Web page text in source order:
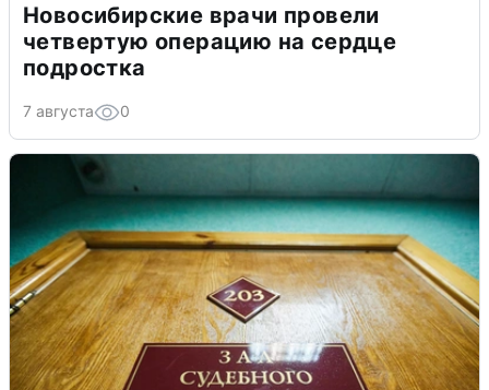
Новосибирские врачи провели
четвертую операцию на сердце
подростка
7 августа 0